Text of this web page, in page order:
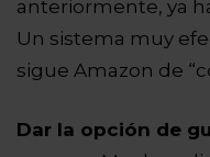
anteriormente, ya
Un sistema muy
sigue Amazon de
Dar la opción de